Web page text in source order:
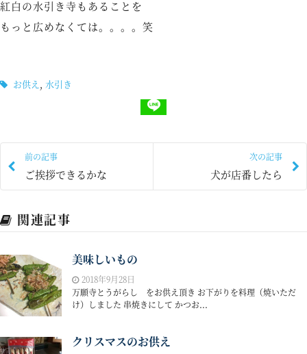
紅白の水引き寺もあることを
もっと広めなくては。。。。笑
お供え 水引き
前の記事
ご挨拶できるかな
次の記事
犬が店番したら
関連記事
美味しいもの
2018年9月28日
万願寺とうがらし をお供え頂き お下がりを料理（焼いただ
け）しました 串焼きにして かつお...
クリスマスのお供え